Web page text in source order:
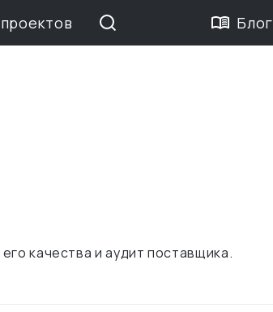
Блог
качества и аудит поставщика.